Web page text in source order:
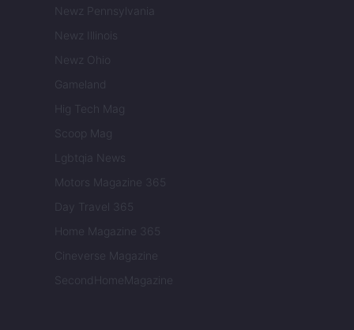
Newz Pennsylvania
Newz Illinois
Newz Ohio
Gameland
Hig Tech Mag
Scoop Mag
Lgbtqia News
Motors Magazine 365
Day Travel 365
Home Magazine 365
Cineverse Magazine
SecondHomeMagazine